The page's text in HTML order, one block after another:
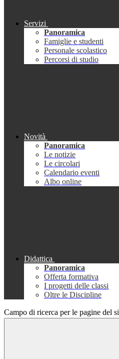
Servizi
Panoramica
Famiglie e studenti
Personale scolastico
Percorsi di studio
Novità
Panoramica
Le notizie
Le circolari
Calendario eventi
Albo online
Didattica
Panoramica
Offerta formativa
I progetti delle classi
Oltre le Discipline
Campo di ricerca per le pagine del